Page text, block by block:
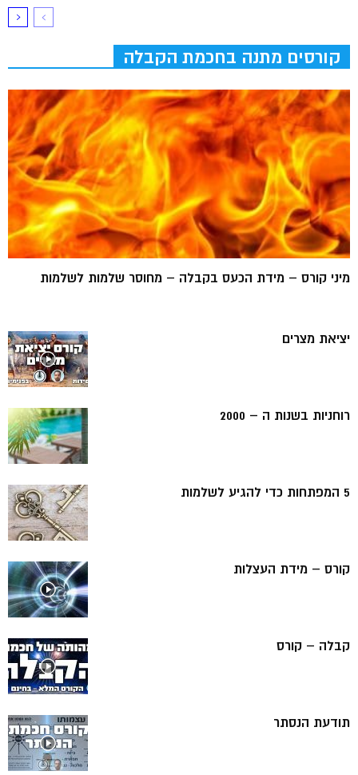
קורסים מתנה בחכמת הקבלה
מיני קורס – מידת הכעס בקבלה – מחוסר שלמות לשלמות
יציאת מצרים
רוחניות בשנות ה – 2000
5 המפתחות כדי להגיע לשלמות
קורס – מידת העצלות
קבלה – קורס
תודעת הנסתר